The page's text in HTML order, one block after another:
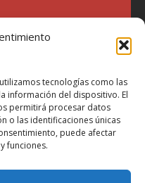
tecnologías como las
información del dispositivo. El
permitirá procesar datos
o las identificaciones únicas
puede afectar
funciones.
en 1969 y desde el
distintos medios.
escribir sobre lo que me